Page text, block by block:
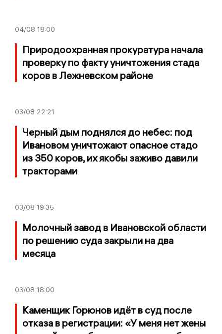
04/08 18:00
Природоохранная прокуратура начала
проверку по факту уничтожения стада
коров в Лежневском районе
03/08 22:21
Черный дым поднялся до небес: под
Ивановом уничтожают опасное стадо
из 350 коров, их якобы заживо давили
тракторами
03/08 19:35
Молочный завод в Ивановской области
по решению суда закрыли на два
месяца
03/08 18:00
Каменщик Горюнов идёт в суд после
отказа в регистрации: «У меня нет жены